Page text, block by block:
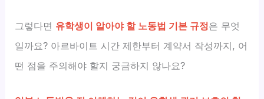
그렇다면 유학생이 알아야 할 노동법 기본 규정은 무엇
일까요? 아르바이트 시간 제한부터 계약서 작성까지, 어
떤 점을 주의해야 할지 궁금하지 않나요?